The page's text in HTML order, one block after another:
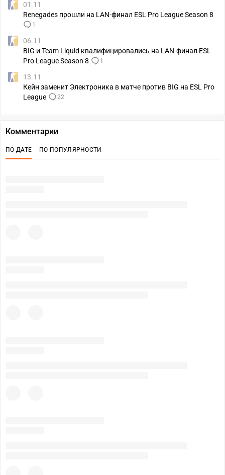
01.11
Renegades прошли на LAN-финал ESL Pro League Season 8
1
06.11
BIG и Team Liquid квалифицировались на LAN-финал ESL
Pro League Season 8
1
13.11
Кейн заменит Электроника в матче против BIG на ESL Pro
League
22
Комментарии
ПО ДАТЕ ПО ПОПУЛЯРНОСТИ